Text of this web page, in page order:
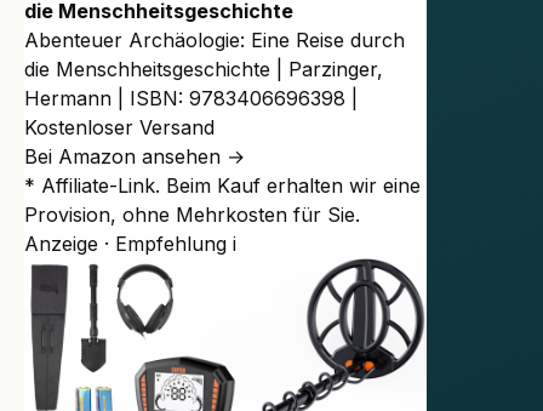
die Menschheitsgeschichte
Abenteuer Archäologie: Eine Reise durch
die Menschheitsgeschichte | Parzinger,
Hermann | ISBN: 9783406696398 |
Kostenloser Versand
Bei Amazon ansehen →
* Affiliate-Link. Beim Kauf erhalten wir eine
Provision, ohne Mehrkosten für Sie.
Anzeige · Empfehlung i